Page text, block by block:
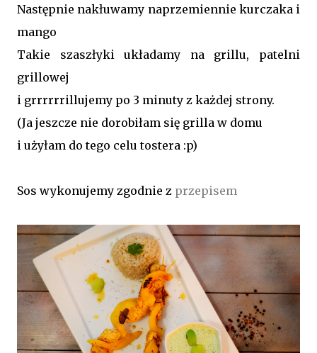
Następnie nakłuwamy naprzemiennie kurczaka i
mango
Takie szaszłyki układamy na grillu, patelni
grillowej
i grrrrrrillujemy po 3 minuty z każdej strony.
(Ja jeszcze nie dorobiłam się grilla w domu
i użyłam do tego celu tostera :p)
Sos wykonujemy zgodnie z przepisem